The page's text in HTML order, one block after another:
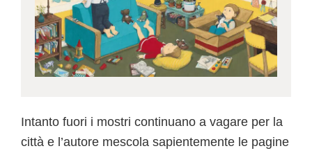
Intanto fuori i mostri continuano a vagare per la
città e l’autore mescola sapientemente le pagine